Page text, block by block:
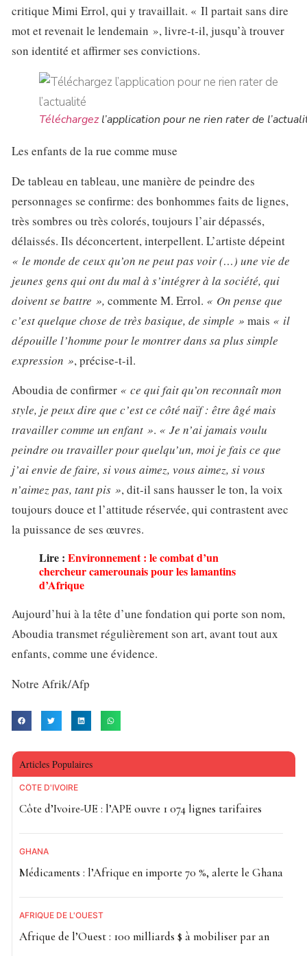
critique Mimi Errol, qui y travaillait. « Il partait sans dire
mot et revenait le lendemain », livre-t-il, jusqu’à trouver
son identité et affirmer ses convictions.
Téléchargezl’application pour ne rien rater de
Les enfants de la rue comme muse
De tableau en tableau, une manière de peindre des
personnages se confirme: des bonhommes faits de lignes,
très sombres ou très colorés, toujours l’air dépassés,
délaissés. Ils déconcertent, interpellent. L’artiste dépeint
« le monde de ceux qu’on ne peut pas voir (…) une vie de
jeunes gens qui ont du mal à s’intégrer à la société, qui
doivent se battre », commente M. Errol. « On pense que
c’est quelque chose de très basique, de simple » mais « il
dépouille l’homme pour le montrer dans sa plus simple
expression », précise-t-il.
Aboudia de confirmer « ce qui fait qu’on reconnaît mon
style, je peux dire que c’est ce côté naïf : être âgé mais
travailler comme un enfant ». « Je n’ai jamais voulu
peindre ou travailler pour quelqu’un, moi je fais ce que
j’ai envie de faire, si vous aimez, vous aimez, si vous
n’aimez pas, tant pis », dit-il sans hausser le ton, la voix
toujours douce et l’attitude réservée, qui contrastent avec
la puissance de ses œuvres.
Lire : Environnement : le combat d’un
chercheur camerounais pour les lamantins
d’Afrique
Aujourd’hui à la tête d’une fondation qui porte son nom,
Aboudia transmet régulièrement son art, avant tout aux
enfants, comme une évidence.
Notre Afrik/Afp
Articles Populaires
CÔTE D'IVOIRE
Côte d’Ivoire-UE : l’APE ouvre 1 074 lignes tarifaires
GHANA
Médicaments : l’Afrique en importe 70 %, alerte le Ghana
AFRIQUE DE L'OUEST
Afrique de l’Ouest : 100 milliards $ à mobiliser par an